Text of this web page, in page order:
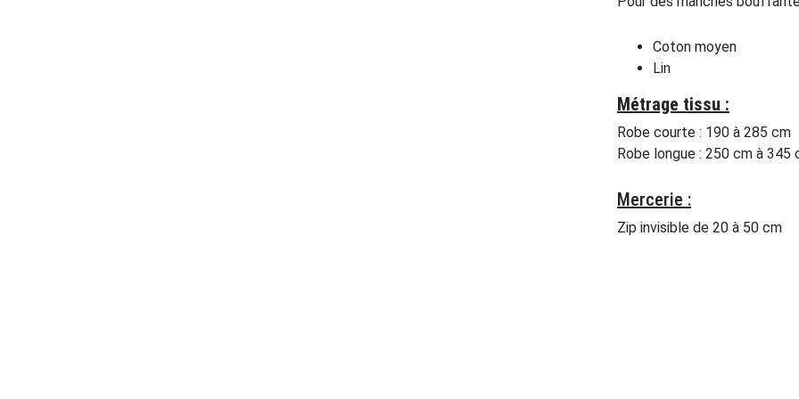
Coton moyen
Lin
Métrage tissu :
Robe courte : 190 à 285 cm
Robe longue : 250 cm à 345
Mercerie :
Zip invisible de 20 à 50 cm